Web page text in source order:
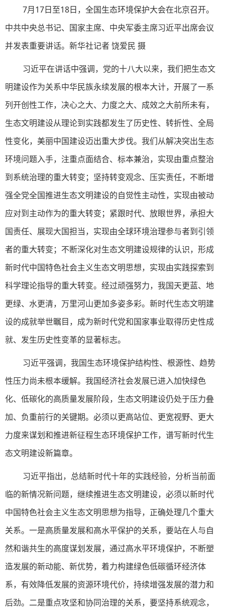
7月17日至18日，全国生态环境保护大会在北京召开。
中共中央总书记、国家主席、中央军委主席习近平出席会议
并发表重要讲话。新华社记者 饶爱民 摄
习近平在讲话中强调，党的十八大以来，我们把生态文
明建设作为关系中华民族永续发展的根本大计，开展了一系
列开创性工作，决心之大、力度之大、成效之大前所未有，
生态文明建设从理论到实践都发生了历史性、转折性、全局
性变化，美丽中国建设迈出重大步伐。我们从解决突出生态
环境问题入手，注重点面结合、标本兼治，实现由重点整治
到系统治理的重大转变；坚持转变观念、压实责任，不断增
强全党全国推进生态文明建设的自觉性主动性，实现由被动
应对到主动作为的重大转变；紧跟时代、放眼世界，承担大
国责任、展现大国担当，实现由全球环境治理参与者到引领
者的重大转变；不断深化对生态文明建设规律的认识，形成
新时代中国特色社会主义生态文明思想，实现由实践探索到
科学理论指导的重大转变。经过顽强努力，我国天更蓝、地
更绿、水更清，万里河山更加多姿多彩。新时代生态文明建
设的成就举世瞩目，成为新时代党和国家事业取得历史性成
就、发生历史性变革的显著标志。
习近平强调，我国生态环境保护结构性、根源性、趋势
性压力尚未根本缓解。我国经济社会发展已进入加快绿色
化、低碳化的高质量发展阶段，生态文明建设仍处于压力叠
加、负重前行的关键期。必须以更高站位、更宽视野、更大
力度来谋划和推进新征程生态环境保护工作，谱写新时代生
态文明建设新篇章。
习近平指出，总结新时代十年的实践经验，分析当前面
临的新情况新问题，继续推进生态文明建设，必须以新时代
中国特色社会主义生态文明思想为指导，正确处理几个重大
关系。一是高质量发展和高水平保护的关系，要站在人与自
然和谐共生的高度谋划发展，通过高水平环境保护，不断塑
造发展的新动能、新优势，着力构建绿色低碳循环经济体
系，有效降低发展的资源环境代价，持续增强发展的潜力和
后劲。二是重点攻坚和协同治理的关系，要坚持系统观念，